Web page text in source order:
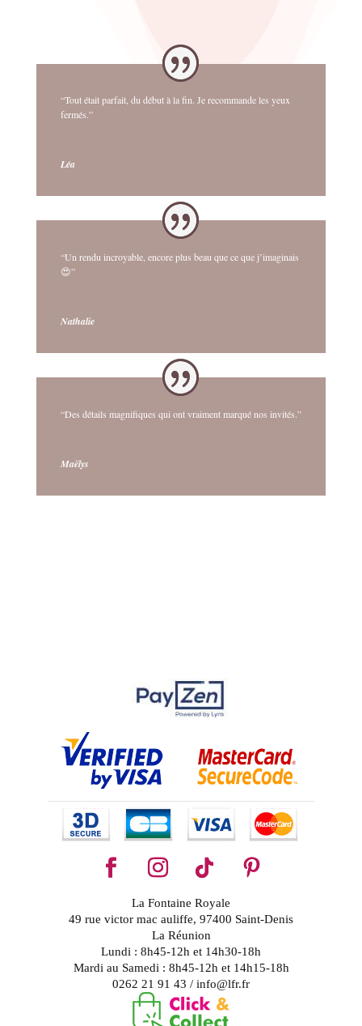
“Tout était parfait, du début à la fin. Je recommande les yeux
fermés.”
Léa
“Un rendu incroyable, encore plus beau que ce que j’imaginais
😍”
Nathalie
“Des détails magnifiques qui ont vraiment marqué nos invités.”
Maëlys
La Fontaine Royale
49 rue victor mac auliffe, 97400 Saint-Denis
La Réunion
Lundi : 8h45-12h et 14h30-18h
Mardi au Samedi : 8h45-12h et 14h15-18h
0262 21 91 43 / info@lfr.fr